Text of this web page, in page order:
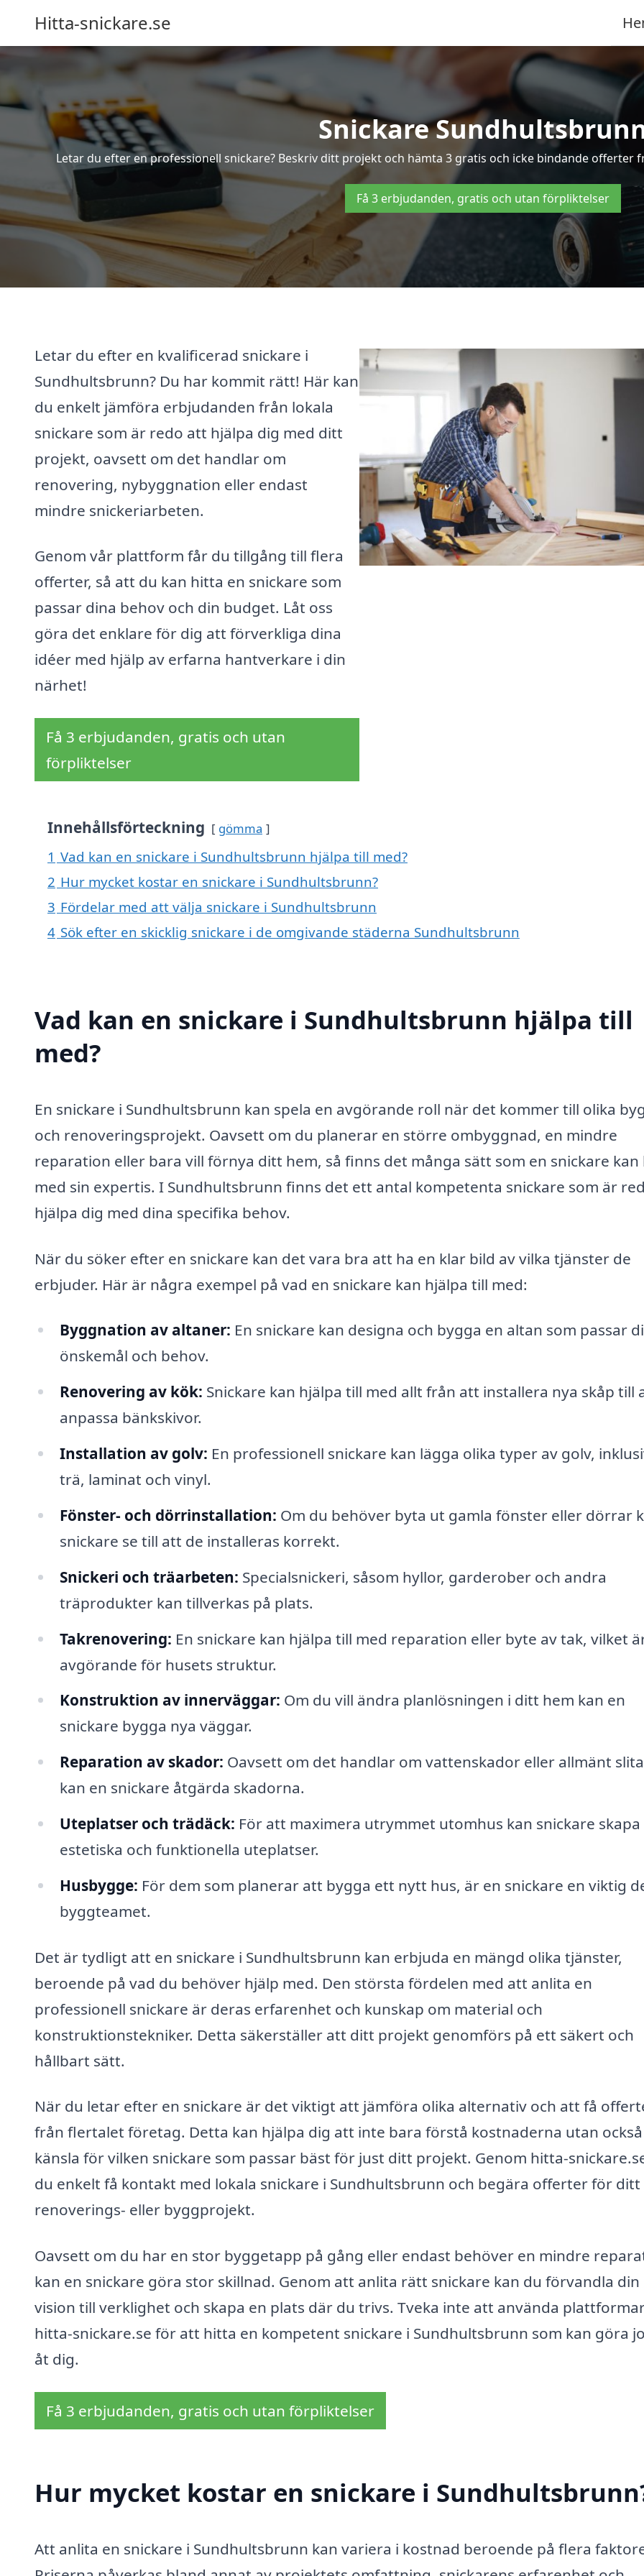
Hitta-snickare.se
Snickare
Letar du efter en professionell snickare? Beskriv ditt projekt och hämta 3 gratis och icke bindande offerter
Få 3 erbjudanden, gratis och utan förpliktelser
Letar du efter en kvalificerad snickare i
Sundhultsbrunn? Du har kommit rätt! Här kan
du enkelt jämföra erbjudanden från lokala
snickare som är redo att hjälpa dig med ditt
projekt, oavsett om det handlar om
renovering, nybyggnation eller endast
mindre snickeriarbeten.
Genom vår plattform får du tillgång till flera
offerter, så att du kan hitta en snickare som
passar dina behov och din budget. Låt oss
göra det enklare för dig att förverkliga dina
idéer med hjälp av erfarna hantverkare i din
närhet!
Få 3 erbjudanden, gratis och utan
förpliktelser
Innehållsförteckning gömma
1 Vad kan en snickare i Sundhultsbrunn hjälpa till med?
2 Hur mycket kostar en snickare i Sundhultsbrunn?
3 Fördelar med att välja snickare i Sundhultsbrunn
4 Sök efter en skicklig snickare i de omgivande städerna Sundhultsbrunn
Vad kan en snickare i Sundhultsbrunn hjälpa till
med?
En snickare i Sundhultsbrunn kan spela en avgörande roll när det kommer till olika
och renoveringsprojekt. Oavsett om du planerar en större ombyggnad, en mindre
reparation eller bara vill förnya ditt hem, så finns det många sätt som en snickare kan
med sin expertis. I Sundhultsbrunn finns det ett antal kompetenta snickare som är
hjälpa dig med dina specifika behov.
När du söker efter en snickare kan det vara bra att ha en klar bild av vilka tjänster de
erbjuder. Här är några exempel på vad en snickare kan hjälpa till med:
Byggnation av altaner: En snickare kan designa och bygga en altan som passar
önskemål och behov.
Renovering av kök: Snickare kan hjälpa till med allt från att installera nya skåp till
anpassa bänkskivor.
Installation av golv: En professionell snickare kan lägga olika typer av golv,
trä, laminat och vinyl.
Fönster- och dörrinstallation: Om du behöver byta ut gamla fönster eller dörrar
snickare se till att de installeras korrekt.
Snickeri och träarbeten: Specialsnickeri, såsom hyllor, garderober och andra
träprodukter kan tillverkas på plats.
Takrenovering: En snickare kan hjälpa till med reparation eller byte av tak, vilket
avgörande för husets struktur.
Konstruktion av innerväggar: Om du vill ändra planlösningen i ditt hem kan en
snickare bygga nya väggar.
Reparation av skador: Oavsett om det handlar om vattenskador eller allmänt
kan en snickare åtgärda skadorna.
Uteplatser och trädäck: För att maximera utrymmet utomhus kan snickare skapa
estetiska och funktionella uteplatser.
Husbygge: För dem som planerar att bygga ett nytt hus, är en snickare en viktig
byggteamet.
Det är tydligt att en snickare i Sundhultsbrunn kan erbjuda en mängd olika tjänster,
beroende på vad du behöver hjälp med. Den största fördelen med att anlita en
professionell snickare är deras erfarenhet och kunskap om material och
konstruktionstekniker. Detta säkerställer att ditt projekt genomförs på ett säkert och
hållbart sätt.
När du letar efter en snickare är det viktigt att jämföra olika alternativ och att få
från flertalet företag. Detta kan hjälpa dig att inte bara förstå kostnaderna utan
känsla för vilken snickare som passar bäst för just ditt projekt. Genom hitta-
du enkelt få kontakt med lokala snickare i Sundhultsbrunn och begära offerter för ditt
renoverings- eller byggprojekt.
Oavsett om du har en stor byggetapp på gång eller endast behöver en mindre
kan en snickare göra stor skillnad. Genom att anlita rätt snickare kan du förvandla din
vision till verklighet och skapa en plats där du trivs. Tveka inte att använda
hitta-snickare.se för att hitta en kompetent snickare i Sundhultsbrunn som kan göra
åt dig.
Få 3 erbjudanden, gratis och utan förpliktelser
Hur mycket kostar en snickare i
Att anlita en snickare i Sundhultsbrunn kan variera i kostnad beroende på flera